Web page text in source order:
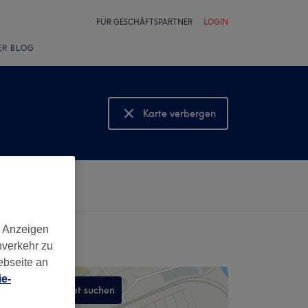
FÜR GESCHÄFTSPARTNER LOGIN
BLOG
Karte verbergen
Karte anzeigen
In diesem Gebiet suchen
zu
an